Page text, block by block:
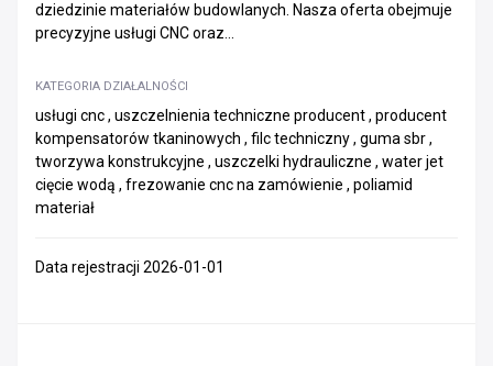
dziedzinie materiałów budowlanych. Nasza oferta obejmuje
precyzyjne usługi CNC oraz...
KATEGORIA DZIAŁALNOŚCI
usługi cnc , uszczelnienia techniczne producent , producent
kompensatorów tkaninowych , filc techniczny , guma sbr ,
tworzywa konstrukcyjne , uszczelki hydrauliczne , water jet
cięcie wodą , frezowanie cnc na zamówienie , poliamid
materiał
Data rejestracji 2026-01-01